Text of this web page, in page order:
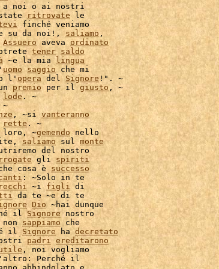
a noi o ai nostri
ritrovate le
finché veniamo
su da noi!, saliamo,
Assuero aveva ordinato
tener saldo
~e la mia lingua
uomo saggio che mi
l'opera del Signore !". ~
premio per il giusto, ~
lode. ~
, ~si vanteranno
rette. ~
~gemendo
saliamo sul monte
del nostro
gli spiriti
cosa è successo
: ~Solo in te
~i figli di
da te ~e di te
Dio ~hai dunque
il Signore nostro
sappiamo
il Signore ha decretato
padri
ereditarono
, noi vogliamo
Perché il